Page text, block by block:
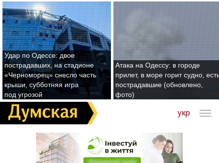
Удар по Одессе: двое
пострадавших, на стадионе
«Черноморец» снесло часть
крыши, субботняя игра
под угрозой
Атака на Одессу: в городе
прилет, в море горит судно,
пострадавшие (обновлено,
фото)
укр